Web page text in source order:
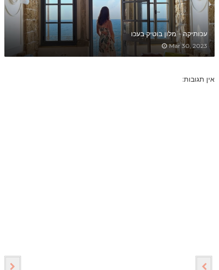
עכותיקה - מלון בוטיק בעכו
Mar 30, 2023
אין תגובות: